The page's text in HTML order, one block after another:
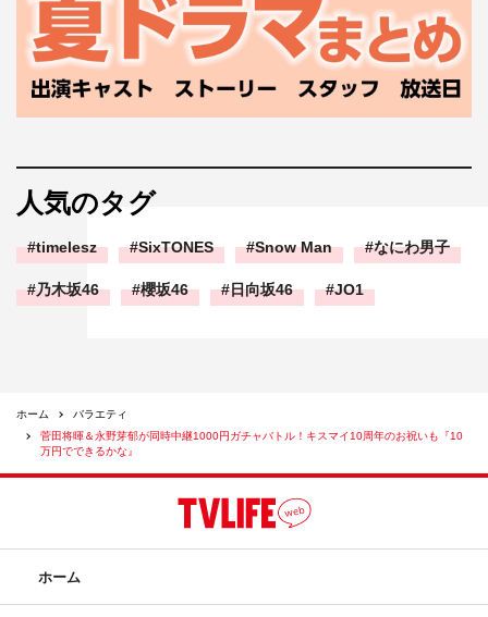
人気のタグ
timelesz SixTONES Snow Man なにわ男子
乃木坂46 櫻坂46 日向坂46 JO1
ホーム
バラエティ
菅田将暉＆永野芽郁が同時中継1000円ガチャバトル！キスマイ10周年のお祝いも『10
万円でできるかな』
ホーム